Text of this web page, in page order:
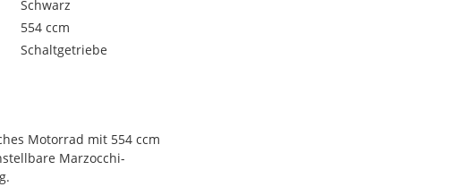
Schwarz
554 ccm
Schaltgetriebe
Motorrad mit 554 ccm
Marzocchi-